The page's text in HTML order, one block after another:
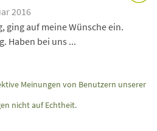
2016
ging auf meine Wünsche ein.
Haben bei uns ...
Meinungen von Benutzern unserer
nicht auf Echtheit.